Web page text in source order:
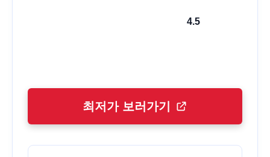
4.5
최저가 보러가기